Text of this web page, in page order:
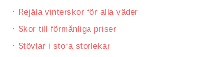
Rejäla vinterskor för alla väder
Skor till förmånliga priser
Stövlar i stora storlekar